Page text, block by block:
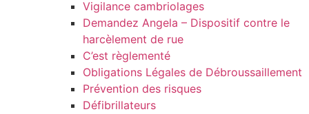
Vigilance cambriolages
Demandez Angela – Dispositif contre le
harcèlement de rue
C’est règlementé
Obligations Légales de Débroussaillement
Prévention des risques
Défibrillateurs